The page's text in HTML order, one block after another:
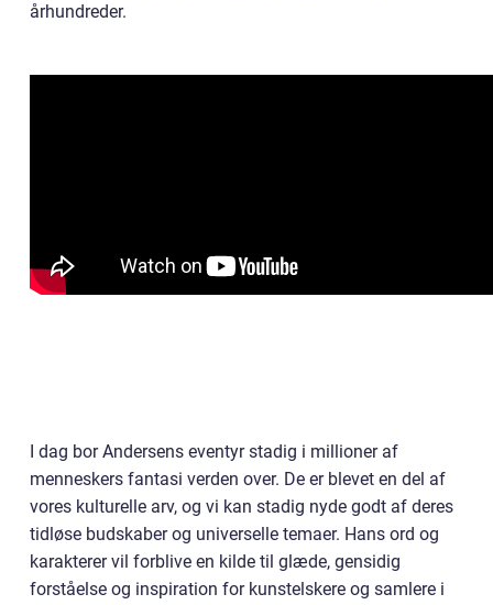
århundreder.
I dag bor Andersens eventyr stadig i millioner af
menneskers fantasi verden over. De er blevet en del af
vores kulturelle arv, og vi kan stadig nyde godt af deres
tidløse budskaber og universelle temaer. Hans ord og
karakterer vil forblive en kilde til glæde, gensidig
forståelse og inspiration for kunstelskere og samlere i